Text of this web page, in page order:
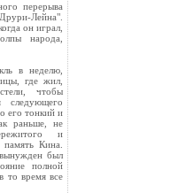
перерыва
Лейна".
он играл,
народа,
в неделю,
где жил,
чтобы
следующего
его тонкий и
раньше, не
и
Кина.
был
полной
то время все